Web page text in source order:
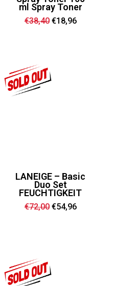
ml Spray Toner
€38,40 Ursprünglicher
Preis
€18,96Aktueller
LANEIGE – Basic
Duo Set
FEUCHTIGKEIT
€72,00 Ursprünglicher
Preis
€54,96Aktueller